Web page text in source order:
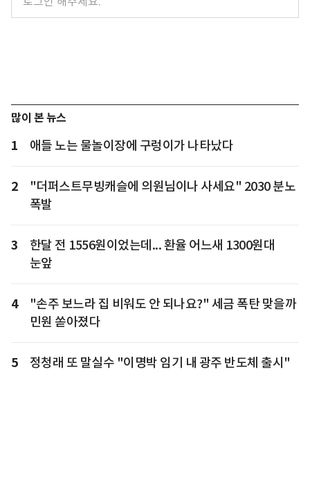
많이 본 뉴스
1 애들 노는 물놀이장에 구렁이가 나타났다
2
"더퍼스트무빙캐슬에 의원님이나 사세요" 2030 분노
폭발
3
한달 전 1556원이었는데... 환율 어느새 1300원대
눈앞
4
"손주 보느라 집 비워도 안 되나요?" 세금 폭탄 맞을까
민원 쏟아졌다
5 정청래 또 말실수 "이명박 임기 내 광주 반도체 출시"